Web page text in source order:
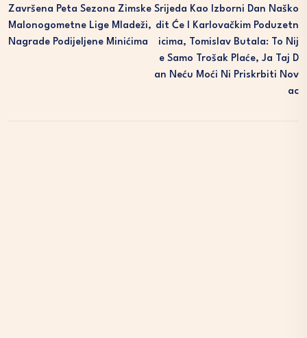
Završena Peta Sezona Zimske
Malonogometne Lige Mladeži,
Nagrade Podijeljene Minićima
Srijeda Kao Izborni Dan Naško
Dit Će I Karlovačkim Poduzetn
Icima, Tomislav Butala: To Nij
E Samo Trošak Plaće, Ja Taj D
An Neću Moći Ni Priskrbiti Nov
Ac